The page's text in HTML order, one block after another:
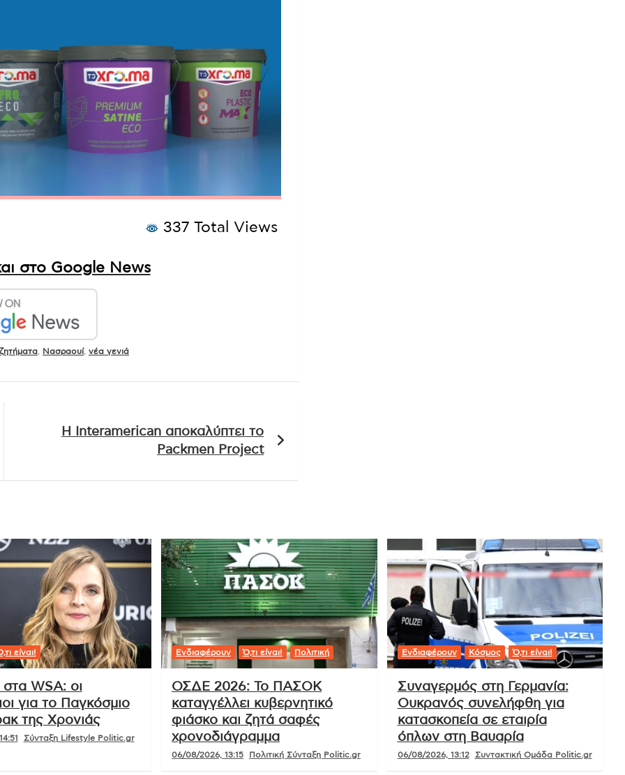
337 Total Views
στο Google News
Νασραουί, νέα γενιά
Η Interamerican αποκαλύπτει το
Packmen Project
είναι!
WSA: οι
για το Παγκόσμιο
της Χρονιάς
Σύνταξη Lifestyle Politic.gr
Ενδιαφέρουν Ό,τι είναι! Πολιτική
ΟΣΔΕ 2026: Το ΠΑΣΟΚ
καταγγέλλει κυβερνητικό
φιάσκο και ζητά σαφές
χρονοδιάγραμμα
06/08/2026, 13:15 Πολιτική Σύνταξη Politic.gr
Ενδιαφέρουν Κόσμος Ό,τι είναι!
Συναγερμός στη Γερμανία:
Ουκρανός συνελήφθη για
κατασκοπεία σε εταιρία
όπλων στη Βαυαρία
06/08/2026, 13:12 Συντακτική Ομάδα Politic.gr